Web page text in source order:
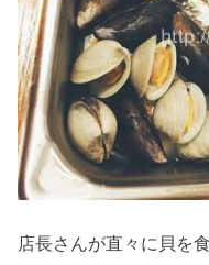
店長さんが直々に貝を